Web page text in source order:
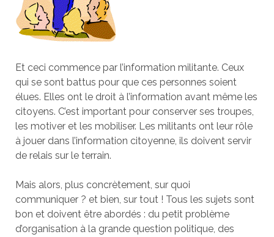
Et ceci commence par l’information militante. Ceux
qui se sont battus pour que ces personnes soient
élues. Elles ont le droit à l’information avant même les
citoyens. C’est important pour conserver ses troupes,
les motiver et les mobiliser. Les militants ont leur rôle
à jouer dans l’information citoyenne, ils doivent servir
de relais sur le terrain.
Mais alors, plus concrètement, sur quoi
communiquer ? et bien, sur tout ! Tous les sujets sont
bon et doivent être abordés : du petit problème
d’organisation à la grande question politique, des